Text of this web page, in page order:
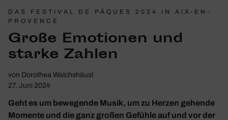
DAS FESTIVAL DE PÂQUES 2024 IN AIX-EN-
PROVENCE
Große Emotionen und
starke Zahlen
von Dorothea Walchshäusl
27. Juni 2024
Geht es um bewegende Musik, um zu Herzen gehende
Momente und die ganz großen Gefühle auf und vor der